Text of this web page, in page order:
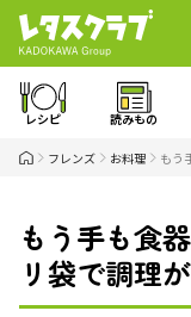
レシピ 読みもの
フレンズ お料理 もう
もう手も食
リ袋で調理